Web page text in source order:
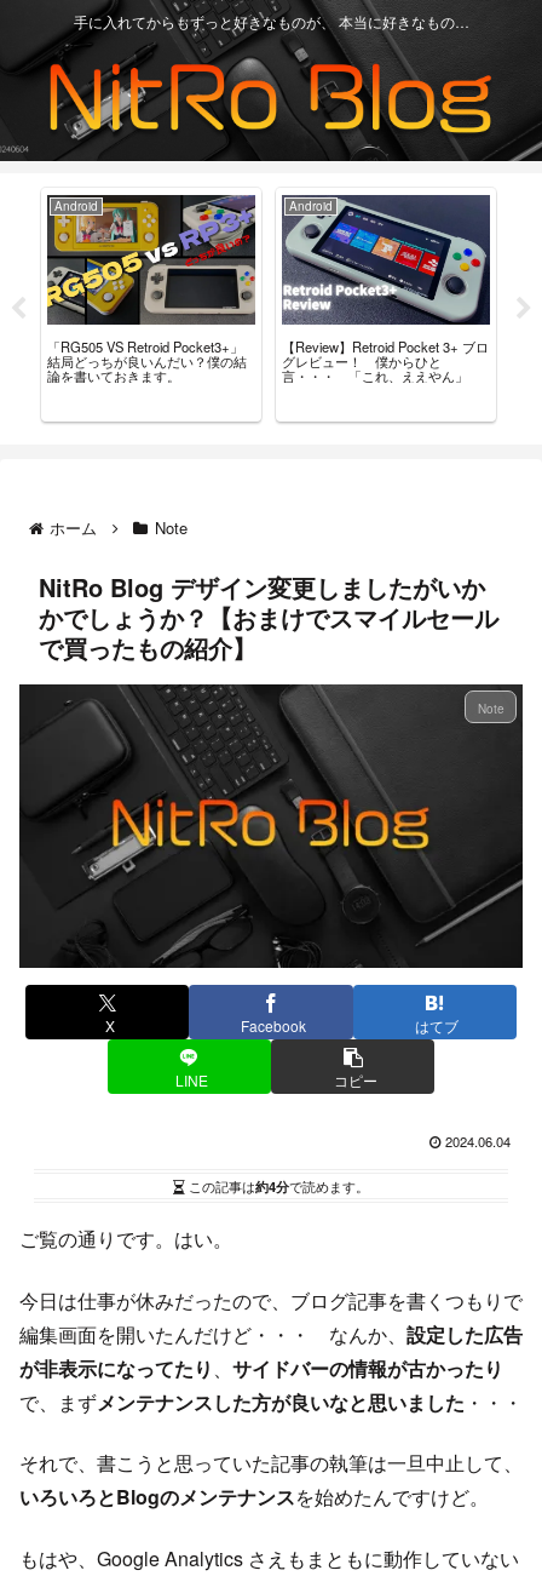
手に入れてからもずっと好きなものが、 本当に好きなもの…
Android
「RG505 VS Retroid Pocket3+」
結局どっちが良いんだい？僕の結
論を書いておきます。
Android
【Review】Retroid Pocket 3+ ブロ
グレビュー！ 僕からひと
言・・・ 「これ、ええやん」
ホーム Note
NitRo Blog デザイン変更しましたがいか
かでしょうか？【おまけでスマイルセール
で買ったもの紹介】
Note
X Facebook はてブ
LINE コピー
2024.06.04
この記事は約4分で読めます。
ご覧の通りです。はい。
今日は仕事が休みだったので、ブログ記事を書くつもりで
編集画面を開いたんだけど・・・ なんか、 設定した広告
が非表示になってたり 、 サイドバーの情報が古かったり
で、まずメンテナンスした方が良いなと思いました ・・・
それで、書こうと思っていた記事の執筆は一旦中止して、
いろいろとBlogのメンテナンスを始めたんですけど。
もはや、Google Analytics さえもまともに動作していない